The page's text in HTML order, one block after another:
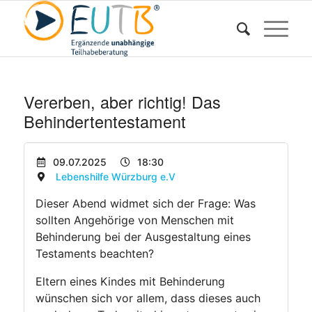
Vererben, aber richtig! Das
Behindertentestament
09.07.2025
18:30
Lebenshilfe Würzburg e.V
Dieser Abend widmet sich der Frage: Was
sollten Angehörige von Menschen mit
Behinderung bei der Ausgestaltung eines
Testaments beachten?
Eltern eines Kindes mit Behinderung
wünschen sich vor allem, dass dieses auch